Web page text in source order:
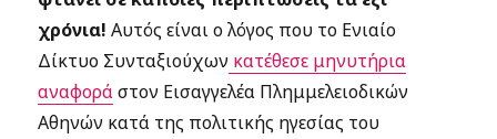
χρόνια! Αυτός είναι ο λόγος που το Ενιαίο
Δίκτυο Συνταξιούχων κατέθεσε μηνυτήρια
αναφοράστον Εισαγγελέα Πλημμελειοδικών
Αθηνών κατά της πολιτικής ηγεσίας του